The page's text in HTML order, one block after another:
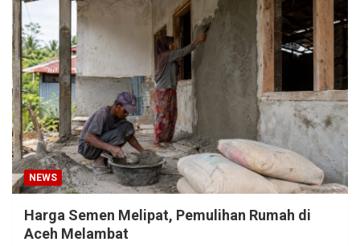
NEWS
Harga Semen Melipat, Pemulihan Rumah di
Aceh Melambat